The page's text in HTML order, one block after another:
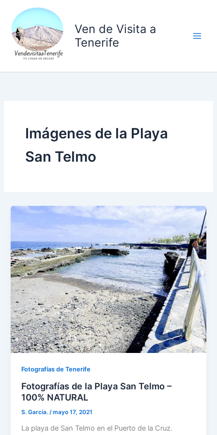
contenido
Ven de Visita a
Tenerife
Imágenes de la Playa
San Telmo
Fotografías de Tenerife
Fotografías de la Playa San Telmo –
100% NATURAL
S. García./mayo 17, 2021
La playa de San Telmo en el Puerto de la Cruz.